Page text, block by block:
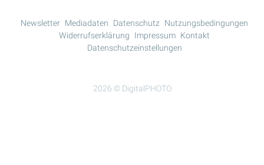
2026 © DigitalPHOTO
Newsletter Mediadaten Datenschutz
Nutzungsbedingungen
Widerrufserklärung
Impressum Kontakt
Datenschutzeinstellungen